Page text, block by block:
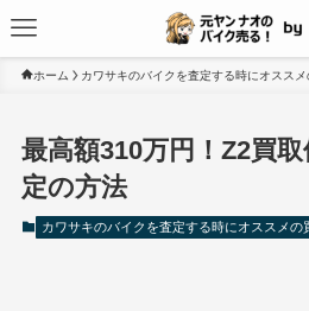
ホーム カワサキのバイクを査定する時にオスス
最高額310万円！Z2買
定の方法
カワサキのバイクを査定する時にオススメの